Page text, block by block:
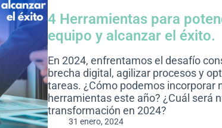
4 Herramientas para
equipo y alcanzar el éxito.
En 2024, enfrentamos el desafío
brecha digital, agilizar procesos y
tareas. ¿Cómo podemos incorporar
herramientas este año? ¿Cuál será
transformación en 2024?
31 enero, 2024